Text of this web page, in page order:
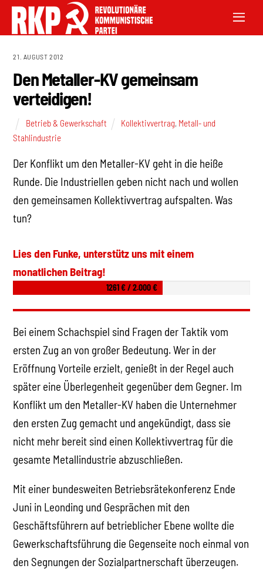
21. AUGUST 2012
Den Metaller-KV gemeinsam
verteidigen!
Betrieb & Gewerkschaft Kollektivvertrag, Metall- und
Stahlindustrie
Der Konflikt um den Metaller-KV geht in die heiße
Runde. Die Industriellen geben nicht nach und wollen
den gemeinsamen Kollektivvertrag aufspalten. Was
tun?
Lies den Funke, unterstütz uns mit einem
monatlichen Beitrag!
1261 € / 2.000 €
Bei einem Schachspiel sind Fragen der Taktik vom
ersten Zug an von großer Bedeutung. Wer in der
Eröffnung Vorteile erzielt, genießt in der Regel auch
später eine Überlegenheit gegenüber dem Gegner. Im
Konflikt um den Metaller-KV haben die Unternehmer
den ersten Zug gemacht und angekündigt, dass sie
nicht mehr bereit sind einen Kollektivvertrag für die
gesamte Metallindustrie abzuschließen.
Mit einer bundesweiten Betriebsrätekonferenz Ende
Juni in Leonding und Gesprächen mit den
Geschäftsführern auf betrieblicher Ebene wollte die
Gewerkschaftsführung die Gegenseite noch einmal von
den Segnungen der Sozialpartnerschaft überzeugen.